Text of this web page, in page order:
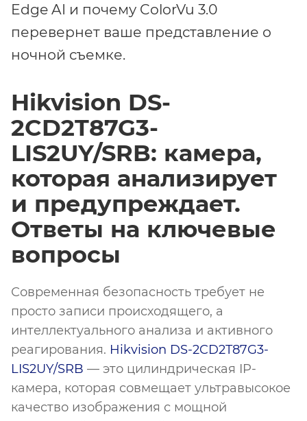
Edge AI и почему ColorVu 3.0
перевернет ваше представление о
ночной съемке.
Hikvision DS-
2CD2T87G3-
LIS2UY/SRB: камера,
которая анализирует
и предупреждает.
Ответы на ключевые
вопросы
Современная безопасность требует не
просто записи происходящего, а
интеллектуального анализа и активного
реагирования. Hikvision DS-2CD2T87G3-
LIS2UY/SRB — это цилиндрическая IP-
камера, которая совмещает ультравысокое
качество изображения с мощной